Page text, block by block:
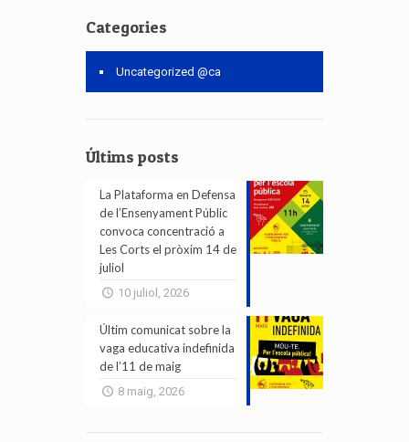
Categories
Uncategorized @ca
Últims posts
La Plataforma en Defensa
de l’Ensenyament Públic
convoca concentració a
Les Corts el pròxim 14 de
juliol
10 juliol, 2026
Últim comunicat sobre la
vaga educativa indefinida
de l’11 de maig
8 maig, 2026